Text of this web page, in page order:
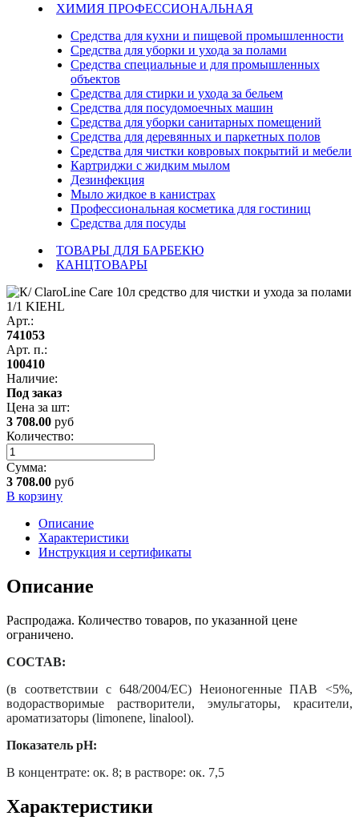
ХИМИЯ ПРОФЕССИОНАЛЬНАЯ
Средства для кухни и пищевой промышленности
Средства для уборки и ухода за полами
Средства специальные и для промышленных
объектов
Средства для стирки и ухода за бельем
Средства для посудомоечных машин
Средства для уборки санитарных помещений
Средства для деревянных и паркетных полов
Средства для чистки ковровых покрытий и мебели
Картриджи с жидким мылом
Дезинфекция
Мыло жидкое в канистрах
Профессиональная косметика для гостиниц
Средства для посуды
ТОВАРЫ ДЛЯ БАРБЕКЮ
КАНЦТОВАРЫ
Арт.:
741053
Арт. п.:
100410
Наличие:
Под заказ
Цена за шт:
3 708.00 руб
Количество:
Сумма:
3 708.00 руб
В корзину
Описание
Характеристики
Инструкция и сертификаты
Описание
Распродажа. Количество товаров, по указанной цене
ограничено.
СОСТАВ:
(в соответствии с 648/2004/EС) Неионогенные ПАВ <5%,
водорастворимые растворители, эмульгаторы, красители,
ароматизаторы (limonene, linalool).
Показатель pH:
В концентрате: ок. 8; в растворе: ок. 7,5
Характеристики